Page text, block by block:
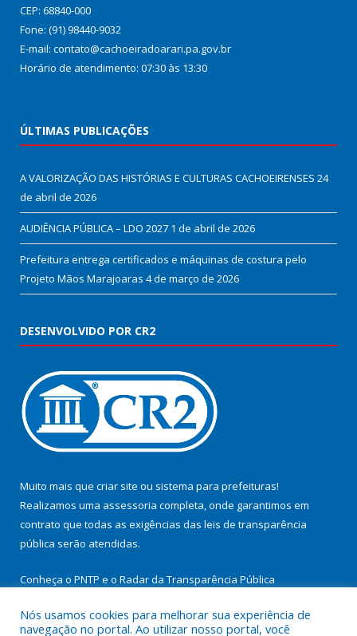
CEP: 68840-000
Fone: (91) 98440-9032
E-mail: contato@cachoeiradoarari.pa.gov.br
Horário de atendimento: 07:30 às 13:30
ÚLTIMAS PUBLICAÇÕES
A VALORIZAÇÃO DAS HISTÓRIAS E CULTURAS CACHOEIRENSES 24
de abril de 2026
AUDIÊNCIA PÚBLICA – LDO 2027 1 de abril de 2026
Prefeitura entrega certificados e máquinas de costura pelo
Projeto Mãos Marajoaras 4 de março de 2026
DESENVOLVIDO POR CR2
Muito mais que criar site ou sistema para prefeituras!
Realizamos uma assessoria completa, onde garantimos em
contrato que todas as exigências das leis de transparência
pública serão atendidas.
Conheça o PNTP e o Radar da Transparência Pública
Nós usamos cookies para melhorar sua experiência de
navegação no portal. Ao utilizar nosso portal, você